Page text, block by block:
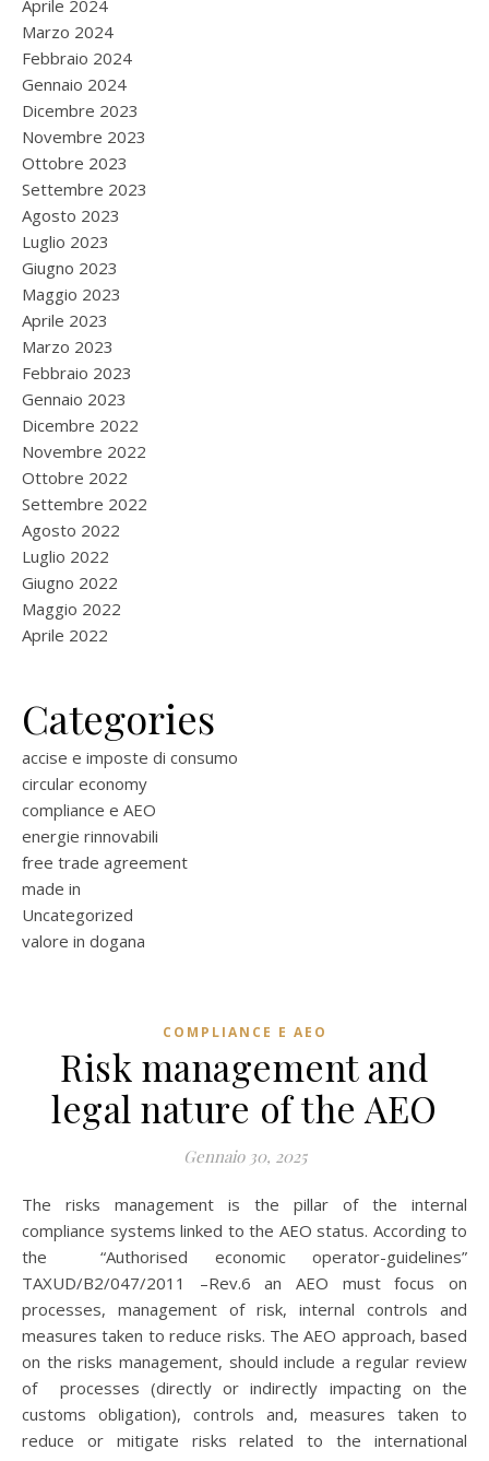
Aprile 2024
Marzo 2024
Febbraio 2024
Gennaio 2024
Dicembre 2023
Novembre 2023
Ottobre 2023
Settembre 2023
Agosto 2023
Luglio 2023
Giugno 2023
Maggio 2023
Aprile 2023
Marzo 2023
Febbraio 2023
Gennaio 2023
Dicembre 2022
Novembre 2022
Ottobre 2022
Settembre 2022
Agosto 2022
Luglio 2022
Giugno 2022
Maggio 2022
Aprile 2022
Categories
accise e imposte di consumo
circular economy
compliance e AEO
energie rinnovabili
free trade agreement
made in
Uncategorized
valore in dogana
COMPLIANCE E AEO
Risk management and
legal nature of the AEO
Gennaio 30, 2025
The risks management is the pillar of the internal
compliance systems linked to the AEO status. According to
the “Authorised economic operator-guidelines”
TAXUD/B2/047/2011 –Rev.6 an AEO must focus on
processes, management of risk, internal controls and
measures taken to reduce risks. The AEO approach, based
on the risks management, should include a regular review
of processes (directly or indirectly impacting on the
customs obligation), controls and, measures taken to
reduce or mitigate risks related to the international